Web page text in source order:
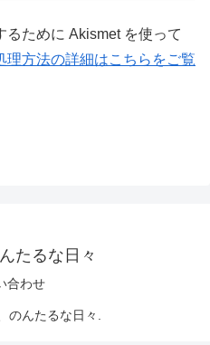
るために Akismet を使って
理方法の詳細はこちらをご覧
たるな日々
合わせ
のんたるな日々.